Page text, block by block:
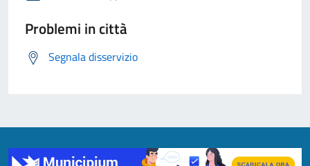
Problemi in città
Segnala disservizio